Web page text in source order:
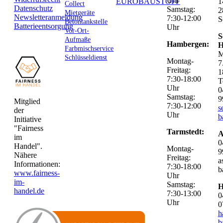
Datenschutz
Newsletteranmeldung
Batterieentsorgung
Mitglied
der
Initiative
"Fairness
im
Handel".
Nähere
Informationen:
www.fairness-
im-
handel.de
Collect
Mietgeräte
Betontankstelle
Vor-Ort-
Aufmaße
Farbmischservice
Schlüsseldienst
Samstag:
7:30-12:00
Uhr
Hambergen:
Montag-
Freitag:
7:30-18:00
Uhr
Samstag:
7:30-12:00
Uhr
Tarmstedt:
Montag-
Freitag:
7:30-18:00
Uhr
Samstag:
7:30-13:00
Uhr